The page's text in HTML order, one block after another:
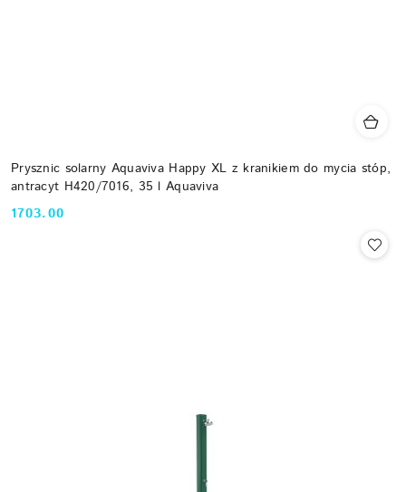
Prysznic solarny Aquaviva Happy XL z kranikiem do mycia stóp,
antracyt H420/7016, 35 l Aquaviva
Cena:
1703.00